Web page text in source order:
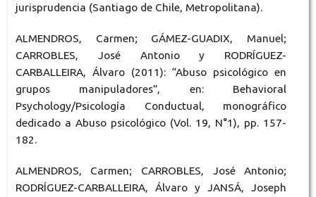
jurisprudencia (Santiago de Chile, Metropolitana).
ALMENDROS, Carmen; GÁMEZ-GUADIX, Manuel;
CARROBLES, José Antonio y RODRÍGUEZ-
CARBALLEIRA, Álvaro (2011): “Abuso psicológico en
grupos manipuladores”, en: Behavioral
Psychology/Psicología Conductual, monográfico
dedicado a Abuso psicológico (Vol. 19, N°1), pp. 157-
182.
ALMENDROS, Carmen; CARROBLES, José Antonio;
RODRÍGUEZ-CARBALLEIRA, Álvaro y JANSÁ, Joseph